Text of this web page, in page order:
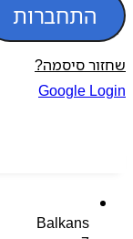
התחברות
סיסמה?
Google
Balkans